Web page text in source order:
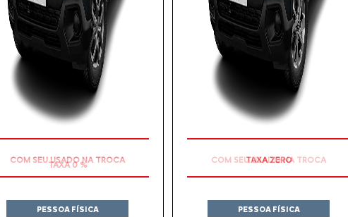
PESSOA FÍSICA PESSOA FÍSICA